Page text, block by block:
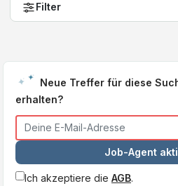
Filter
Neue Treffer für diese
erhalten?
Job-Agent
Ich akzeptiere die AGB.